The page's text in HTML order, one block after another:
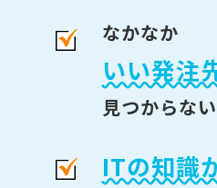
なかなか
いい発注
見つからない
ITの知識